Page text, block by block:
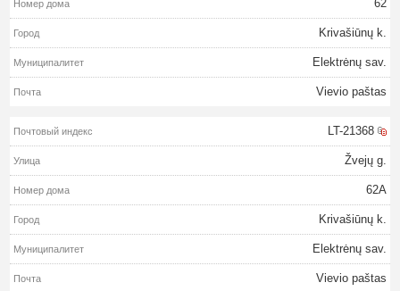
62
Krivašiūnų k.
Elektrėnų sav.
Vievio paštas
LT-21368
Žvejų g.
62A
Krivašiūnų k.
Elektrėnų sav.
Vievio paštas